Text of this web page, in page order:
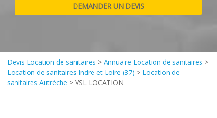
Devis Location de sanitaires > Annuaire Location de sanitaires >
Location de sanitaires Indre et Loire (37) > Location de
sanitaires Autrèche > VSL LOCATION